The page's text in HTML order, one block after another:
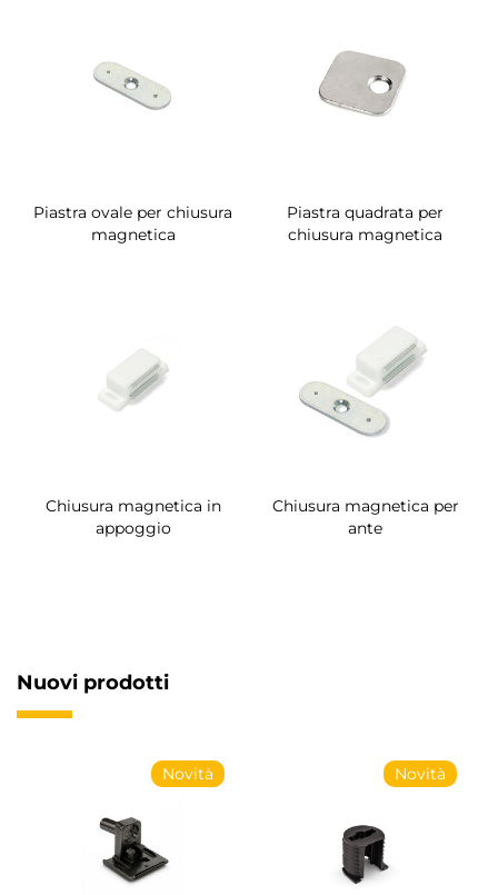
Piastra ovale per chiusura
magnetica
Piastra quadrata per
chiusura magnetica
Chiusura magnetica in
appoggio
Chiusura magnetica per
ante
Nuovi prodotti
Novità Novità